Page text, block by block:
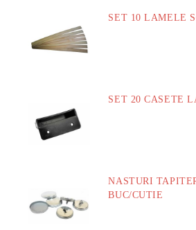
SET 10 LAMELE
SET 20 CASETE
NASTURI
BUC/CUTIE